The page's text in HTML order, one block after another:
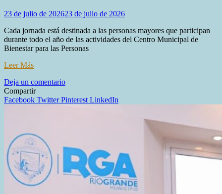
23 de julio de 202623 de julio de 2026
Cada jornada está destinada a las personas mayores que participan
durante todo el año de las actividades del Centro Municipal de
Bienestar para las Personas
Leer Más
Deja un comentarioen
PERSONAS
EL
CENTRO
«PAPA
FRANCISCO»
Compartir
Facebook TwitterPinterest LinkedIn